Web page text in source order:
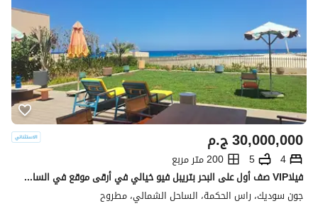
ج.م30,000,000
4
5
200 متر مربع
فيلاVIP صف أول على البحر بتريبل فيو خيالي في أرقى موقع في الساحل الشمالي – تشطيب فاخر وتقسيط على أطول فترة ممكنة بدون فوائد-ogami-swan lake--giaia
جون سوديك، راس الحكمة، الساحل الشمالي، مطروح